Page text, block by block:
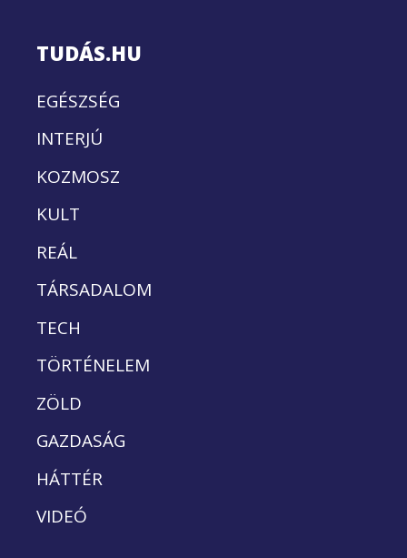
TUDÁS.HU
EGÉSZSÉG
INTERJÚ
KOZMOSZ
KULT
REÁL
TÁRSADALOM
TECH
TÖRTÉNELEM
ZÖLD
GAZDASÁG
HÁTTÉR
VIDEÓ